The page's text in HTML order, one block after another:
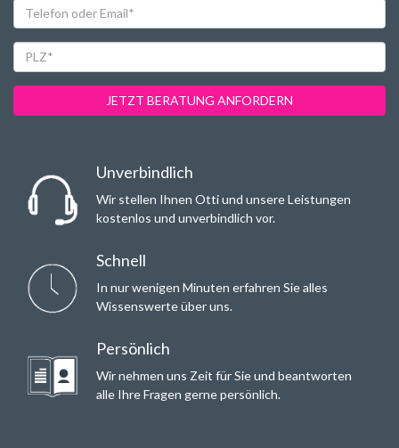
oder
Email*
JETZT BERATUNG ANFORDERN
Unverbindlich
Wir stellen Ihnen Otti und unsere Leistungen
kostenlos und unverbindlich vor.
Schnell
In nur wenigen Minuten erfahren Sie alles
Wissenswerte über uns.
Persönlich
Wir nehmen uns Zeit für Sie und beantworten
alle Ihre Fragen gerne persönlich.